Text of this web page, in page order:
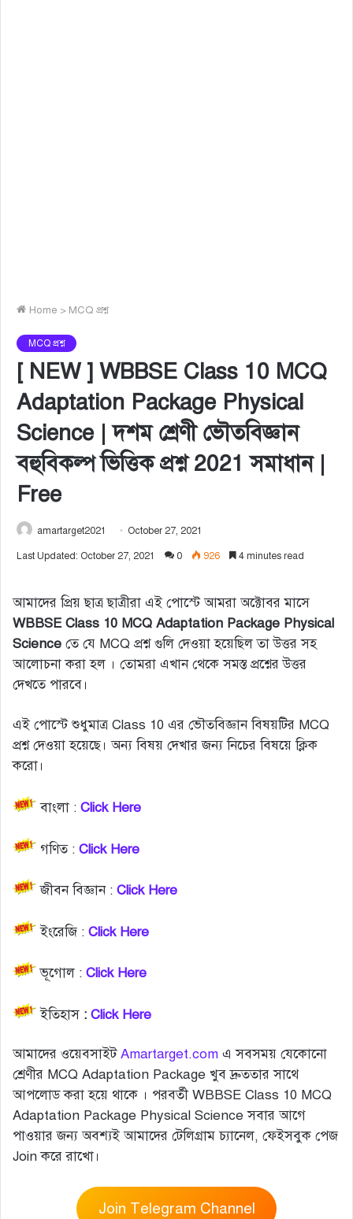
Home > MCQ প্রশ্ন
MCQ প্রশ্ন
[ NEW ] WBBSE Class 10 MCQ
Adaptation Package Physical
Science | দশম শ্রেণী ভৌতবিজ্ঞান
বহুবিকল্প ভিত্তিক প্রশ্ন 2021 সমাধান |
Free
amartarget2021 October 27, 2021
Last Updated: October 27, 2021 0 926 4 minutes read
আমাদের প্রিয় ছাত্র ছাত্রীরা এই পোস্টে আমরা অক্টোবর মাসে
WBBSE Class 10 MCQ Adaptation Package Physical
Science তে যে MCQ প্রশ্ন গুলি দেওয়া হয়েছিল তা উত্তর সহ
আলোচনা করা হল । তোমরা এখান থেকে সমস্ত প্রশ্নের উত্তর
দেখতে পারবে।
এই পোস্টে শুধুমাত্র Class 10 এর ভৌতবিজ্ঞান বিষয়টির MCQ
প্রশ্ন দেওয়া হয়েছে। অন্য বিষয় দেখার জন্য নিচের বিষয়ে ক্লিক
করো।
বাংলা : Click Here
গণিত : Click Here
জীবন বিজ্ঞান : Click Here
ইংরেজি : Click Here
ভূগোল : Click Here
ইতিহাস : Click Here
আমাদের ওয়েবসাইটAmartarget.com এ সবসময় যেকোনো
শ্রেণীর MCQ Adaptation Package খুব দ্রুততার সাথে
আপলোড করা হয়ে থাকে । পরবর্তী WBBSE Class 10 MCQ
Adaptation Package Physical Science সবার আগে
পাওয়ার জন্য অবশ্যই আমাদের টেলিগ্রাম চ্যানেল, ফেইসবুক পেজ
Join করে রাখো।
Join Telegram Channel